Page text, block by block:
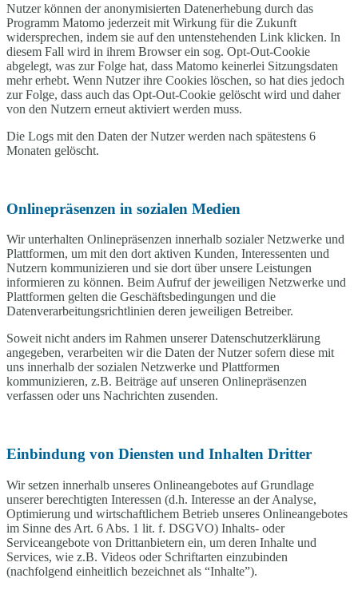
Nutzer können der anonymisierten Datenerhebung durch das
Programm Matomo jederzeit mit Wirkung für die Zukunft
widersprechen, indem sie auf den untenstehenden Link klicken. In
diesem Fall wird in ihrem Browser ein sog. Opt-Out-Cookie
abgelegt, was zur Folge hat, dass Matomo keinerlei Sitzungsdaten
mehr erhebt. Wenn Nutzer ihre Cookies löschen, so hat dies jedoch
zur Folge, dass auch das Opt-Out-Cookie gelöscht wird und daher
von den Nutzern erneut aktiviert werden muss.
Die Logs mit den Daten der Nutzer werden nach spätestens 6
Monaten gelöscht.
Onlinepräsenzen in sozialen Medien
Wir unterhalten Onlinepräsenzen innerhalb sozialer Netzwerke und
Plattformen, um mit den dort aktiven Kunden, Interessenten und
Nutzern kommunizieren und sie dort über unsere Leistungen
informieren zu können. Beim Aufruf der jeweiligen Netzwerke und
Plattformen gelten die Geschäftsbedingungen und die
Datenverarbeitungsrichtlinien deren jeweiligen Betreiber.
Soweit nicht anders im Rahmen unserer Datenschutzerklärung
angegeben, verarbeiten wir die Daten der Nutzer sofern diese mit
uns innerhalb der sozialen Netzwerke und Plattformen
kommunizieren, z.B. Beiträge auf unseren Onlinepräsenzen
verfassen oder uns Nachrichten zusenden.
Einbindung von Diensten und Inhalten Dritter
Wir setzen innerhalb unseres Onlineangebotes auf Grundlage
unserer berechtigten Interessen (d.h. Interesse an der Analyse,
Optimierung und wirtschaftlichem Betrieb unseres Onlineangebotes
im Sinne des Art. 6 Abs. 1 lit. f. DSGVO) Inhalts- oder
Serviceangebote von Drittanbietern ein, um deren Inhalte und
Services, wie z.B. Videos oder Schriftarten einzubinden
(nachfolgend einheitlich bezeichnet als “Inhalte”).